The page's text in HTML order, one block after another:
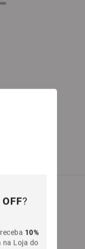
?
10%
na Loja do